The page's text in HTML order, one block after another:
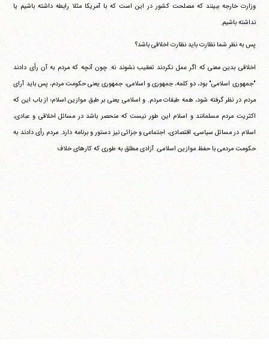
وزارت خارجه ببینند که مصلحت کشور در این است که با آمریکا مثلا رابطه داشته باشیم یا
نداشته باشیم.
پس به نظر شما نظارت باید نظارت اخلاقی باشد؟
اخلاقی بدین معنی که اگر عمل نکردند تعقیب نشوند نه. چون آنچه که مردم به آن رأی دادند
"جمهوری اسلامی" بود، دو کلمه، جمهوری و اسلامی، جمهوری یعنی حکومت مردم، پس باید آرای
مردم در نظر گرفته شود، همه طبقات مردم. و اسلامی یعنی بر طبق موازین اسلام؛ از باب این که
اکثریت مردم مسلمانند و اسلام این طور نیست که منحصر باشد در مسائل اخلاقی و عبادی،
اسلام در مسائل سیاسی، اقتصادی، اجتماعی و جزائی نیز دستور و برنامه دارد. مردم رأی دادند به
حکومت مردمی با حفظ موازین اسلامی. آزادی مطلق به طوری که کارهای خلاف